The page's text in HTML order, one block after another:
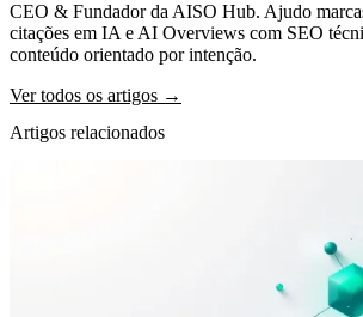
CEO & Fundador da AISO Hub. Ajudo
citações em IA e AI Overviews com SEO
conteúdo orientado por intenção.
Ver todos os artigos →
Artigos relacionados